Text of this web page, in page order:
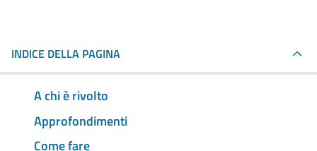
INDICE DELLA PAGINA
A chi è rivolto
Approfondimenti
Come fare